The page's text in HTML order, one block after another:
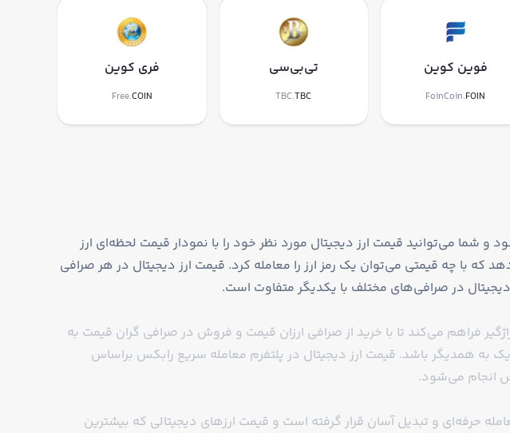
فوین کوین
FoinCoin.FOIN
تی‌بی‌سی
TBC.TBC
فری کوین
Free.COIN
و فروش بیش از 1000 ارز دیجیتال پشتیبانی می‌شود و شما می‌توانید قیمت ارز دیجیتال مورد نظر خود را با نمودار قیمت لحظه‌ای ارز
که با چه قیمتی می‌توان یک رمز ارز را معامله کرد. قیمت ارز دیجیتال در هر صرافی
در صرافی‌های مختلف با یکدیگر متفاوت است.
فراهم می‌کند تا با خرید از صرافی ارزان قیمت و فروش در صرافی گران قیمت به
همدیگر باشد. قیمت ارز دیجیتال در پلتفرم معامله سریع رابکس براساس
انجام می‌شود.
حرفه‌ای و تبدیل آسان قرار گرفته است و قیمت ارزهای دیجیتالی که بیشترین